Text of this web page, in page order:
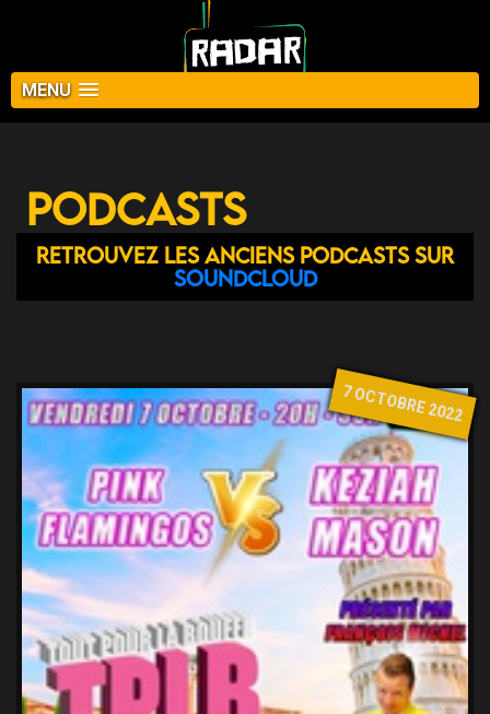
MENU
Podcasts
Retrouvez les anciens podcasts sur
Soundcloud
7 OCTOBRE 2022